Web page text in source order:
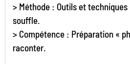
> Méthode : Outils et
souffle.
> Compétence : Préparation «
raconter.